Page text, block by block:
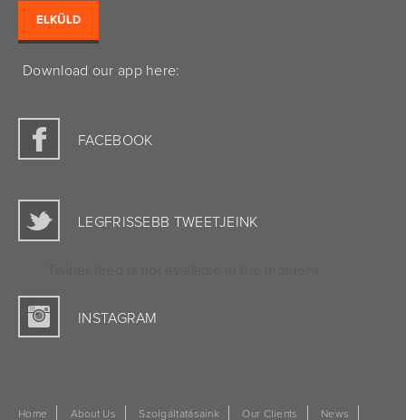
Download our app here:
FACEBOOK
LEGFRISSEBB TWEETJEINK
INSTAGRAM
Home About Us Szolgáltatásaink Our Clients News